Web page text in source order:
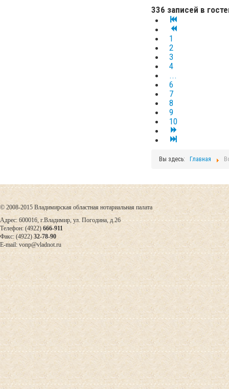
336 записей в
1
2
3
4
...
6
7
8
9
10
Вы здесь: Главная
© 2008-2015 Владимирская областная нотариальная палата
Адрес: 600016, г.Владимир, ул. Погодина, д.26
Телефон: (4922) 666-911
Факс: (4922) 32-78-90
E-mail: vonp@vladnot.ru